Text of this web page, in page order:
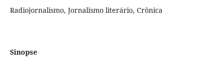
Radiojornalismo, Jornalismo literário, Crônica
Sinopse